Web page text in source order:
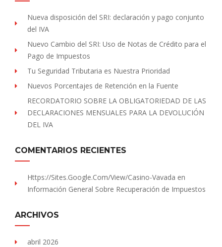
Nueva disposición del SRI: declaración y pago conjunto
del IVA
Nuevo Cambio del SRI: Uso de Notas de Crédito para el
Pago de Impuestos
Tu Seguridad Tributaria es Nuestra Prioridad
Nuevos Porcentajes de Retención en la Fuente
RECORDATORIO SOBRE LA OBLIGATORIEDAD DE LAS
DECLARACIONES MENSUALES PARA LA DEVOLUCIÓN
DEL IVA
COMENTARIOS RECIENTES
Https://sites.Google.com/view/Casino-Vavada en
Información General Sobre Recuperación de Impuestos
ARCHIVOS
abril 2026